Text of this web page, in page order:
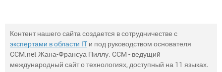
Контент нашего сайта создается в сотрудничестве с
экспертами в области IT и под руководством основателя
CCM.net Жана-Франсуа Пиллу. CCM - ведущий
международный сайт о технологиях, доступный на 11 языках.